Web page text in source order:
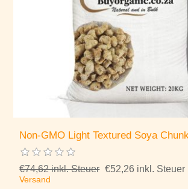
Non-GMO Light Textured Soya
€74,62 inkl. Steuer €52,26 inkl. Steuer
Versand